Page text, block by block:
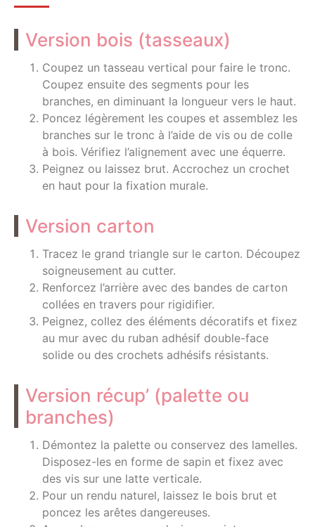
Version bois (tasseaux)
Coupez un tasseau vertical pour faire le tronc.
Coupez ensuite des segments pour les
branches, en diminuant la longueur vers le haut.
Poncez légèrement les coupes et assemblez les
branches sur le tronc à l’aide de vis ou de colle
à bois. Vérifiez l’alignement avec une équerre.
Peignez ou laissez brut. Accrochez un crochet
en haut pour la fixation murale.
Version carton
Tracez le grand triangle sur le carton. Découpez
soigneusement au cutter.
Renforcez l’arrière avec des bandes de carton
collées en travers pour rigidifier.
Peignez, collez des éléments décoratifs et fixez
au mur avec du ruban adhésif double-face
solide ou des crochets adhésifs résistants.
Version récup’ (palette ou
branches)
Démontez la palette ou conservez des lamelles.
Disposez-les en forme de sapin et fixez avec
des vis sur une latte verticale.
Pour un rendu naturel, laissez le bois brut et
poncez les arêtes dangereuses.